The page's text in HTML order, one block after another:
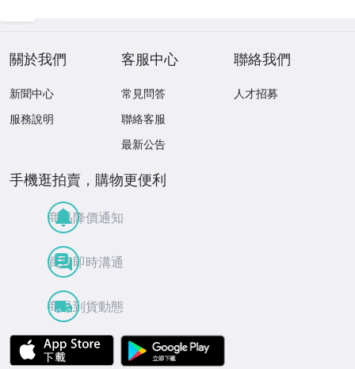
關於我們
新聞中心
服務說明
客服中心
常見問答
聯絡客服
最新公告
聯絡我們
人才招募
手機逛拍賣，購物更便利
商品降價通知
買賣即時溝通
商品到貨動態
APP Store